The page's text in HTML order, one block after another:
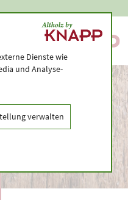
Dienste wie
und Analyse-
verwalten